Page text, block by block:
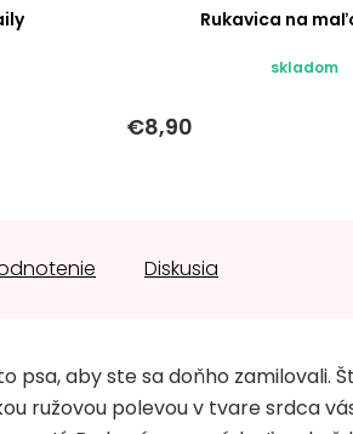
Rukavica na
skladom
€8,90
Diskusia
psa, aby ste sa doňho zamilovali.
ružovou polevou v tvare srdca